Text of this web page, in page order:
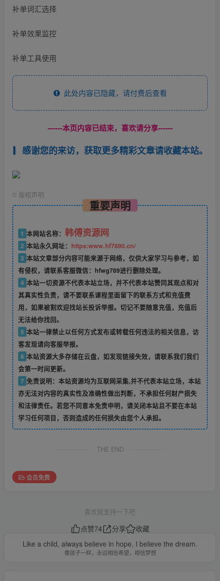
补单词汇选择
补单效果监控
补单工具使用
此处内容已隐藏，请付费后查看
------本页内容已结束，喜欢请分享------
感谢您的来访，获取更多精彩文章请收藏本站。
© 版权声明
重要声明
1 本网站名称： 韩傅资源网
2 本站永久网址： https:www.hf7890.cn/
3 本站文章部分内容可能来源于网络，仅供大家学习与参考，如
有侵权，请联系客服微信：hfwg789进行删除处理。
4 本站一切资源不代表本站立场，并不代表本站赞同其观点和对
其真实性负责，请不要联系课程里面留下的联系方式和充值费
用，如果被割欢迎找站长投诉举报。切记不要随意充值，充值后
无法给你找回。
5 本站一律禁止以任何方式发布或转载任何违法的相关信息，访
客发现请向客服举报。
6 本站资源大多存储在云盘，如发现链接失效，请联系我们我们
会第一时间更新。
7 免责说明：本站资源均为互联网采集,并不代表本站立场，本站
亦无法对内容的真实性及准确性做出判断，不承担任何财产损失
和法律责任。若您不同意本免责申明，请关闭本站且不要在本站
学习任何项目，否则造成的任何损失由您个人承担。
THE END
会员免费
喜欢就支持一下吧
点赞74 分享
收藏
Like a child, always believe in hope, I believe the dream.
像孩子一样，永远相信希望，相信梦想